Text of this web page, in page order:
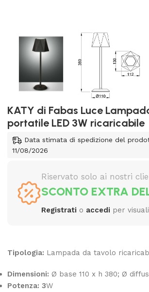
KATY di Fabas Luce
portatile LED 3W ricaricabile
Data stimata di spedizione del
11/08/2026
Riservato solo ai nostri
SCONTO EXTRA
Registrati o accedi per
Tipologia: Lampada da tavolo
Dimensioni: Ø base 110 x h 380; Ø
Potenza: 3W